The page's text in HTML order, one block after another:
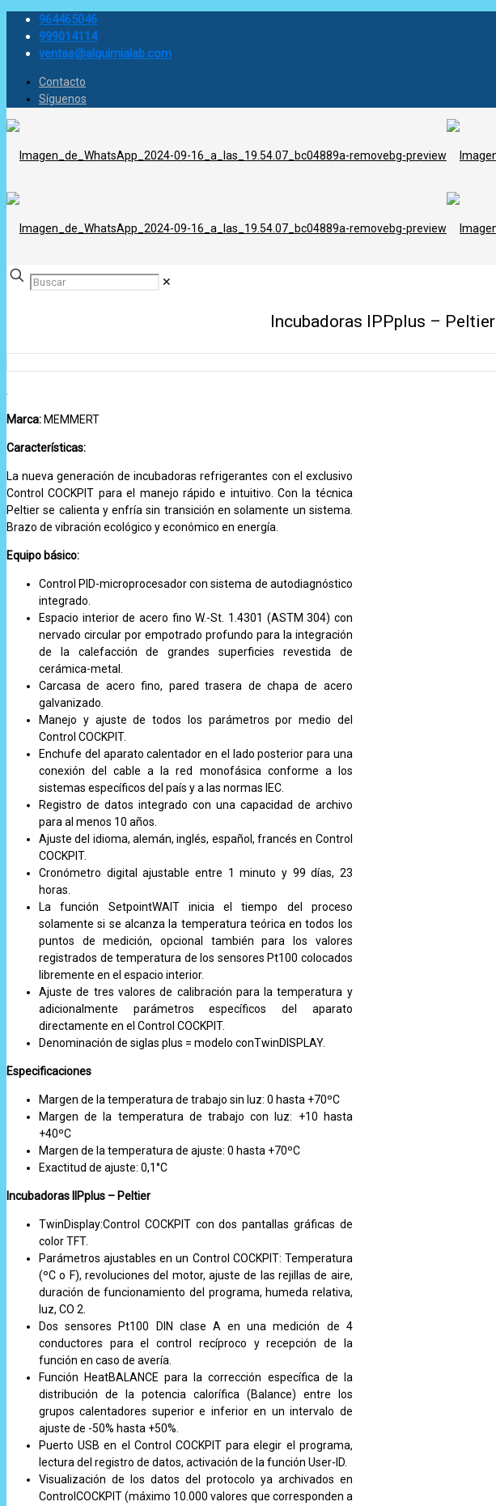
964465046
999014114
ventas@alquimialab.com
Contacto
Síguenos
✕
Incubadoras IPPplus – Peltier
Marca: MEMMERT
Características:
La nueva generación de incubadoras refrigerantes con el exclusivo
Control COCKPIT para el manejo rápido e intuitivo. Con la técnica
Peltier se calienta y enfría sin transición en solamente un sistema.
Brazo de vibración ecológico y económico en energía.
Equipo básico:
Control PID-microprocesador con sistema de autodiagnóstico
integrado.
Espacio interior de acero fino W.-St. 1.4301 (ASTM 304) con
nervado circular por empotrado profundo para la integración
de la calefacción de grandes superficies revestida de
cerámica-metal.
Carcasa de acero fino, pared trasera de chapa de acero
galvanizado.
Manejo y ajuste de todos los parámetros por medio del
Control COCKPIT.
Enchufe del aparato calentador en el lado posterior para una
conexión del cable a la red monofásica conforme a los
sistemas específicos del país y a las normas IEC.
Registro de datos integrado con una capacidad de archivo
para al menos 10 años.
Ajuste del idioma, alemán, inglés, español, francés en Control
COCKPIT.
Cronómetro digital ajustable entre 1 minuto y 99 días, 23
horas.
La función SetpointWAIT inicia el tiempo del proceso
solamente si se alcanza la temperatura teórica en todos los
puntos de medición, opcional también para los valores
registrados de temperatura de los sensores Pt100 colocados
libremente en el espacio interior.
Ajuste de tres valores de calibración para la temperatura y
adicionalmente parámetros específicos del aparato
directamente en el Control COCKPIT.
Denominación de siglas plus = modelo conTwinDISPLAY.
Especificaciones
Margen de la temperatura de trabajo sin luz: 0 hasta +70ºC
Margen de la temperatura de trabajo con luz: +10 hasta
+40ºC
Margen de la temperatura de ajuste: 0 hasta +70ºC
Exactitud de ajuste: 0,1°C
Incubadoras IIPplus – Peltier
TwinDisplay:Control COCKPIT con dos pantallas gráficas de
color TFT.
Parámetros ajustables en un Control COCKPIT: Temperatura
(ºC o F), revoluciones del motor, ajuste de las rejillas de aire,
duración de funcionamiento del programa, humeda relativa,
luz, CO 2.
Dos sensores Pt100 DIN clase A en una medición de 4
conductores para el control recíproco y recepción de la
función en caso de avería.
Función HeatBALANCE para la corrección específica de la
distribución de la potencia calorífica (Balance) entre los
grupos calentadores superior e inferior en un intervalo de
ajuste de -50% hasta +50%.
Puerto USB en el Control COCKPIT para elegir el programa,
lectura del registro de datos, activación de la función User-ID.
Visualización de los datos del protocolo ya archivados en
ControlCOCKPIT (máximo 10.000 valores que corresponden a